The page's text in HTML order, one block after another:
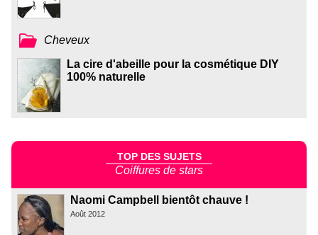
Cheveux
La cire d'abeille pour la cosmétique DIY
100% naturelle
TOP DES SUJETS
Coiffures de stars
Naomi Campbell bientôt chauve !
Août 2012